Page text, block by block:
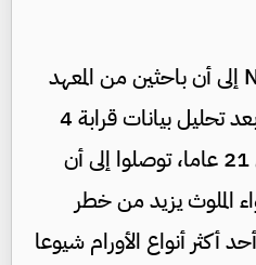
أشارت مجلة Neurology إلى أن باحثين من المعهد
الدنماركي لعلم الأورام، وبعد تحليل بيانات قرابة 4
ملايين شخص على مدى 21 عاما، توصلوا إلى أن
الملوث يزيد من خطر
أكثر أنواع الأورام شيوعا